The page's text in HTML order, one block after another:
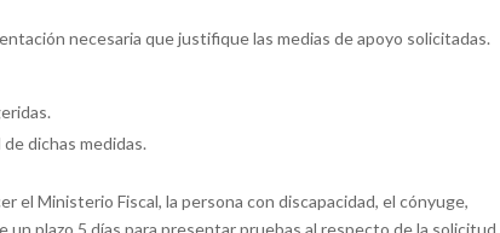
necesaria que justifique las medias de apoyo solicitadas.
dichas medidas.
el Ministerio Fiscal, la persona con discapacidad, el cónyuge,
plazo 5 días para presentar pruebas al respecto de la solicitud